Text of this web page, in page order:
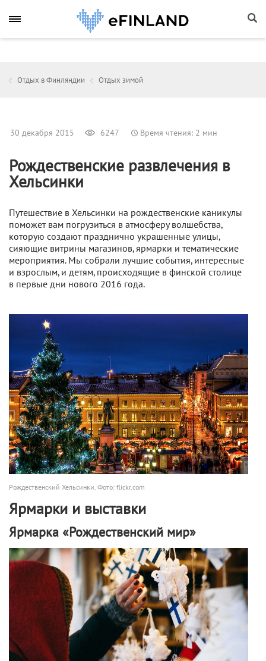
Отдых в Финляндии Отдых зимой
30 декабря 2015 6247 Время чтения: 2 мин
Рождественские развлечения в
Хельсинки
Путешествие в Хельсинки на рождественские каникулы
поможет вам погрузиться в атмосферу волшебства,
которую создают празднично украшенные улицы,
сияющие витрины магазинов, ярмарки и тематические
мероприятия. Мы собрали лучшие события, интересные
и взрослым, и детям, происходящие в финской столице
в первые дни нового 2016 года.
Рождественский Хельсинки. Фото: flickr.com
Ярмарки и выставки
Ярмарка «Рождественский мир»